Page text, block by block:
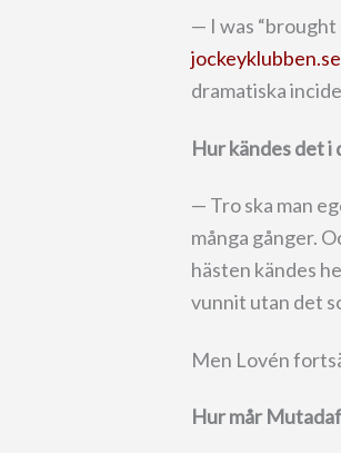
— I was
jockeyklubben.se
dramatiska
Hur kändes det i
— Tro ska man
många gånger.
hästen kändes
vunnit utan det
Men Lovén
Hur mår